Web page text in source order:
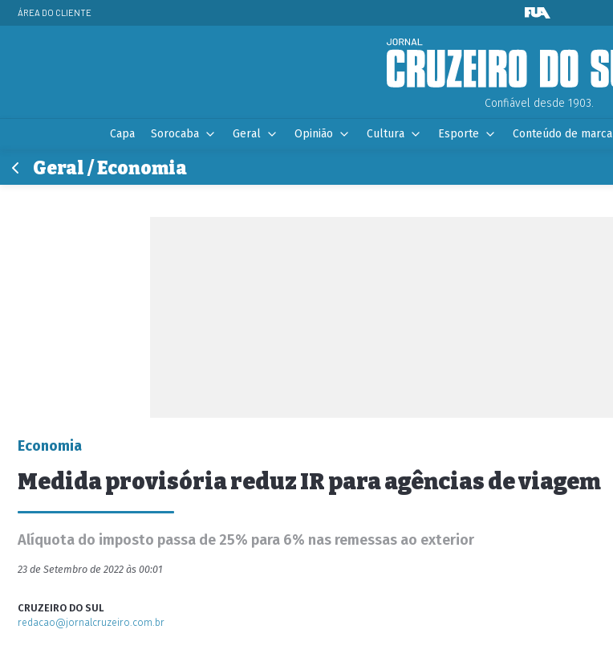
ÁREA DO CLIENTE
Confiável desde 1903.
Capa Sorocaba Geral Opinião Cultura Esporte Conteúdo de marca
Geral / Economia
Economia
Medida provisória reduz IR para agências de viagem
Alíquota do imposto passa de 25% para 6% nas remessas ao exterior
23 de Setembro de 2022 às 00:01
CRUZEIRO DO SUL
redacao@jornalcruzeiro.com.br